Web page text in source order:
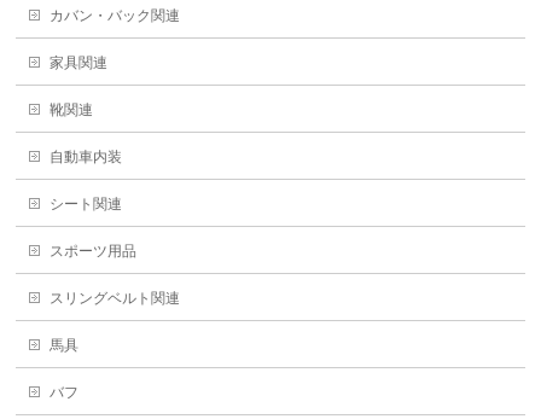
カバン・バック関連
家具関連
靴関連
自動車内装
シート関連
スポーツ用品
スリングベルト関連
馬具
バフ